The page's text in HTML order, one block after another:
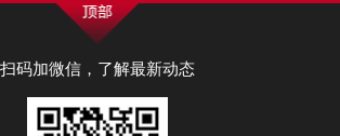
扫码加微信，了解最新动态